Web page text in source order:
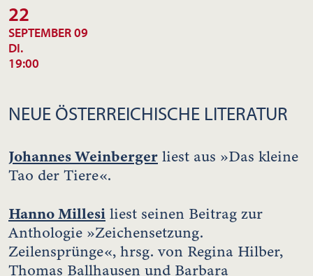
22
SEPTEMBER 09
DI.
19:00
NEUE ÖSTERREICHISCHE LITERATUR
Johannes Weinberger liest aus »Das kleine
Tao der Tiere«.
Hanno Millesi liest seinen Beitrag zur
Anthologie »Zeichensetzung.
Zeilensprünge«, hrsg. von Regina Hilber,
Thomas Ballhausen und Barbara